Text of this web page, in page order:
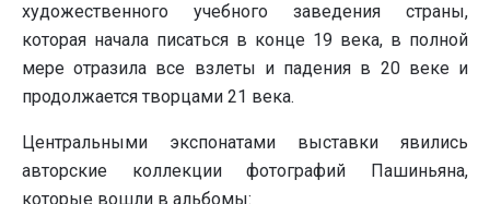
художественного учебного заведения страны,
которая начала писаться в конце 19 века, в полной
мере отразила все взлеты и падения в 20 веке и
продолжается творцами 21 века.
Центральными экспонатами выставки явились
авторские коллекции фотографий Пашиньяна,
которые вошли в альбомы: